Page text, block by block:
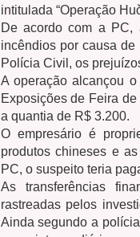
intitulada “Operação
De acordo com a PC,
incêndios por causa
Polícia Civil, os
A operação alcançou
Exposições de Feira
a quantia de R$ 3.200.
O empresário é
produtos chineses e
PC, o suspeito teria
As transferências
rastreadas pelos
Ainda segundo a